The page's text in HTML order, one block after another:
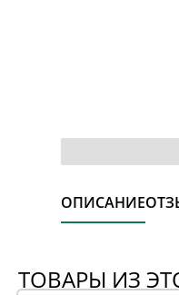
ОПИСАНИЕ
ТОВАРЫ ИЗ